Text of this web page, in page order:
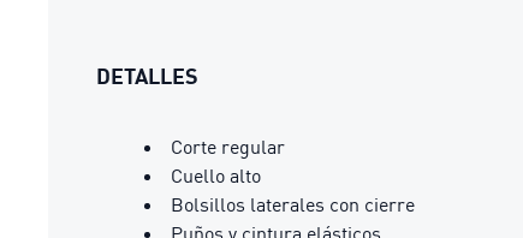
DETALLES
Corte regular
Cuello alto
Bolsillos laterales con cierre
Puños y cintura elásticos